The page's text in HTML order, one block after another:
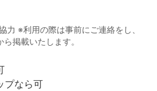
力 ※利用の際は事前にご連絡をし、
掲載いたします。
プなら可